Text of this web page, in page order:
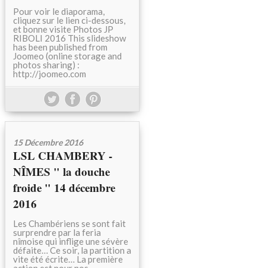
Pour voir le diaporama,
cliquez sur le lien ci-dessous,
et bonne visite Photos JP
RIBOLI 2016 This slideshow
has been published from
Joomeo (online storage and
photos sharing) :
http://joomeo.com
15 Décembre 2016
LSL CHAMBERY -
NÎMES " la douche
froide " 14 décembre
2016
Les Chambériens se sont fait
surprendre par la feria
nîmoise qui inflige une sévère
défaite… Ce soir, la partition a
vite été écrite… La première